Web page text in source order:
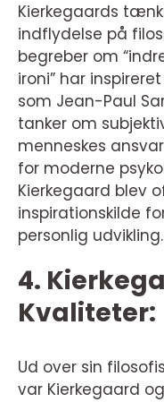
Kierkegaards
indflydelse på
begreber om
ironi” har
som Jean-Paul
tanker om
menneskes
for moderne
Kierkegaard blev
inspirationskilde
personlig udvikling.
4.
Kvaliteter:
Ud over sin
var Kierkegaard